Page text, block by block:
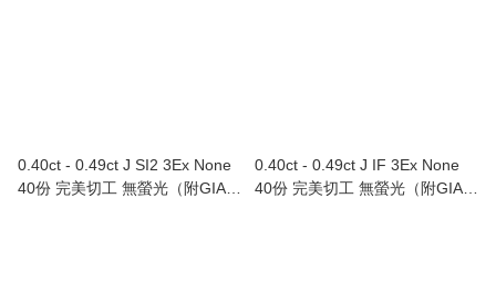
0.40ct - 0.49ct J SI2 3Ex None
40份 完美切工 無螢光（附GIA證
0.40ct - 0.49ct J IF 3Ex None
40份 完美切工 無螢光（附GIA證